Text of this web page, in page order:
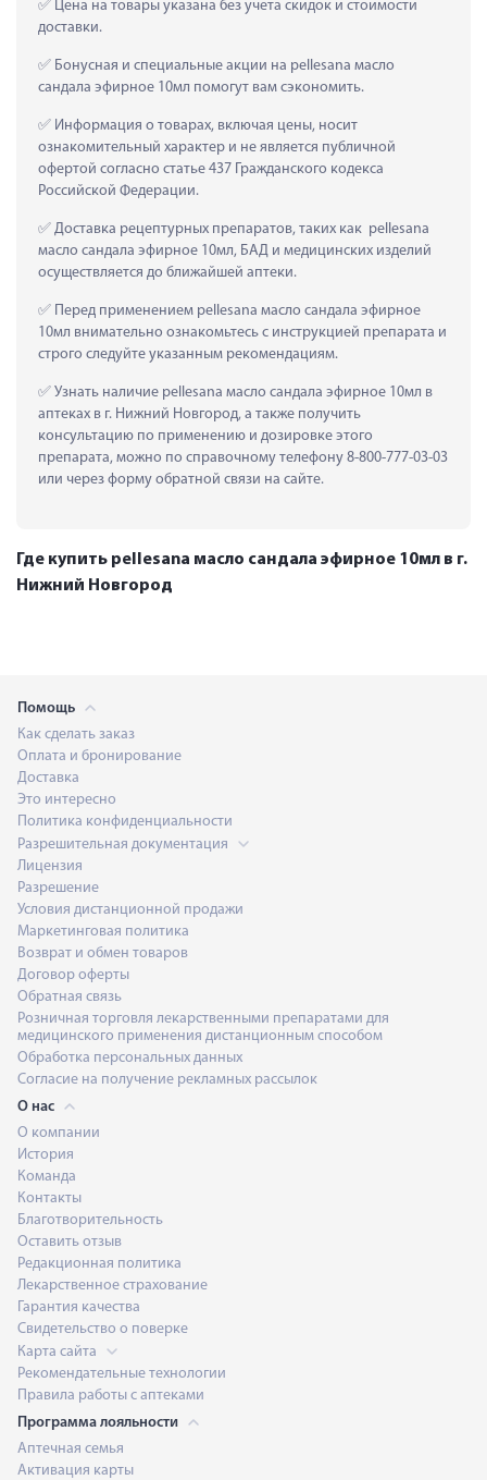
Цена на товары указана без учета скидок и стоимости
доставки.
Бонусная и специальные акции на pellesana масло
сандала эфирное 10мл помогут вам сэкономить.
Информация о товарах, включая цены, носит
ознакомительный характер и не является публичной
офертой согласно статье 437 Гражданского кодекса
Российской Федерации.
Доставка рецептурных препаратов, таких как  pellesana
масло сандала эфирное 10мл, БАД и медицинских изделий
осуществляется до ближайшей аптеки.
Перед применением pellesana масло сандала эфирное
10мл внимательно ознакомьтесь с инструкцией препарата и
строго следуйте указанным рекомендациям.
Узнать наличие pellesana масло сандала эфирное 10мл в
аптеках в г. Нижний Новгород, а также получить
консультацию по применению и дозировке этого
препарата, можно по справочному телефону 8-800-777-03-03
или через форму обратной связи на сайте.
Где купить pellesana масло сандала эфирное 10мл в г.
Нижний Новгород
Помощь
Как сделать заказ
Оплата и бронирование
Доставка
Это интересно
Политика конфиденциальности
Разрешительная документация
Лицензия
Разрешение
Условия дистанционной продажи
Маркетинговая политика
Возврат и обмен товаров
Договор оферты
Обратная связь
Розничная торговля лекарственными препаратами для
медицинского применения дистанционным способом
Обработка персональных данных
Согласие на получение рекламных рассылок
О нас
О компании
История
Команда
Контакты
Благотворительность
Оставить отзыв
Редакционная политика
Лекарственное страхование
Гарантия качества
Свидетельство о поверке
Карта сайта
Рекомендательные технологии
Правила работы с аптеками
Программа лояльности
Аптечная семья
Активация карты